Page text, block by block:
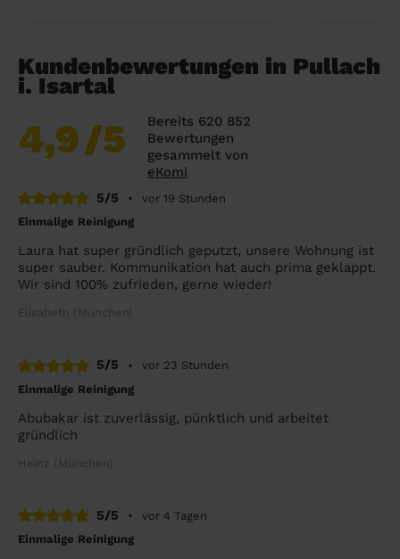
Kundenbewertungen in Pullach
i. Isartal
4,9/5
Bereits 620 852
Bewertungen
gesammelt von
eKomi
5/5
•
vor 19 Stunden
Einmalige Reinigung
Laura hat super gründlich geputzt, unsere Wohnung ist
super sauber. Kommunikation hat auch prima geklappt.
Wir sind 100% zufrieden, gerne wieder!
Elisabeth (München)
5/5 •
vor 23 Stunden
Einmalige Reinigung
Abubakar ist zuverlässig, pünktlich und arbeitet
gründlich
Heinz (München)
5/5 •
vor 4 Tagen
Einmalige Reinigung